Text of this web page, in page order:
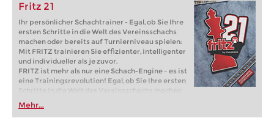
Fritz 21
Ihr persönlicher Schachtrainer - Egal, ob Sie Ihre
ersten Schritte in die Welt des Vereinsschachs
machen oder bereits auf Turnierniveau spielen:
Mit FRITZ trainieren Sie effizienter, intelligenter
und individueller als je zuvor.
FRITZ ist mehr als nur eine Schach-Engine – es ist
eine Trainingsrevolution! Egal, ob Sie Ihre ersten
Schritte in die Welt des Vereinsschachs machen
oder bereits auf Turnierniveau spielen: Mit
FRITZ trainieren Sie effizienter, intelligenter und
Mehr...